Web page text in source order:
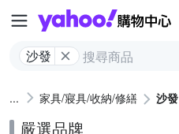
沙發
家具/寢具/收納/修繕 沙發
嚴選品牌